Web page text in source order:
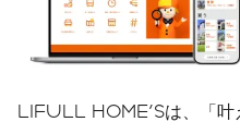
LIFULL HOME'Sは、「叶